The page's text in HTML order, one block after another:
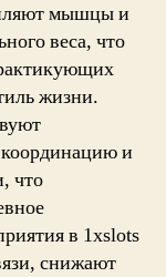
мышцы и
веса, что
жизни.
и
что
в 1xslots
снижают